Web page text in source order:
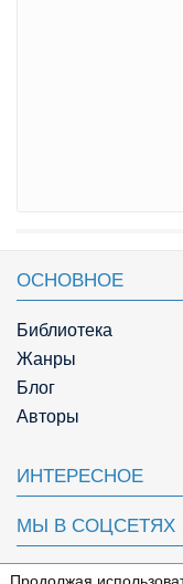
ОСНОВНОЕ
Библиотека
Жанры
Блог
Авторы
ИНТЕРЕСНОЕ
МЫ В СОЦСЕТЯХ
ПОЛЕЗНОЕ